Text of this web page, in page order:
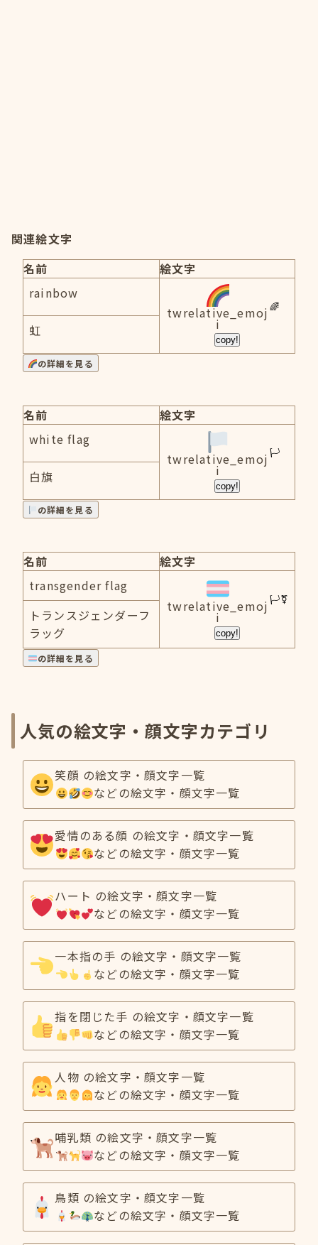
関連絵文字
名前
絵文字
rainbow
twrelative_emoj
i
copy!
虹
の詳細を見る
名前
絵文字
white flag
twrelative_emoj
i
copy!
白旗
の詳細を見る
名前
絵文字
transgender flag
twrelative_emoj
i
copy!
トランスジェンダーフ
ラッグ
の詳細を見る
人気の絵文字・顔文字カテゴリ
笑顔 の絵文字・顔文字一覧
などの絵文字・顔文字一覧
愛情のある顔 の絵文字・顔文字一覧
などの絵文字・顔文字一覧
ハート の絵文字・顔文字一覧
などの絵文字・顔文字一覧
一本指の手 の絵文字・顔文字一覧
などの絵文字・顔文字一覧
指を閉じた手 の絵文字・顔文字一覧
などの絵文字・顔文字一覧
人物 の絵文字・顔文字一覧
などの絵文字・顔文字一覧
哺乳類 の絵文字・顔文字一覧
などの絵文字・顔文字一覧
鳥類 の絵文字・顔文字一覧
などの絵文字・顔文字一覧